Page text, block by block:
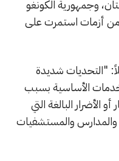
وجمهورية الكونغو
من أزمات استمرت على
"التحديات شديدة
الأساسية بسبب
البالغة التي
والمدارس والمستشفيات